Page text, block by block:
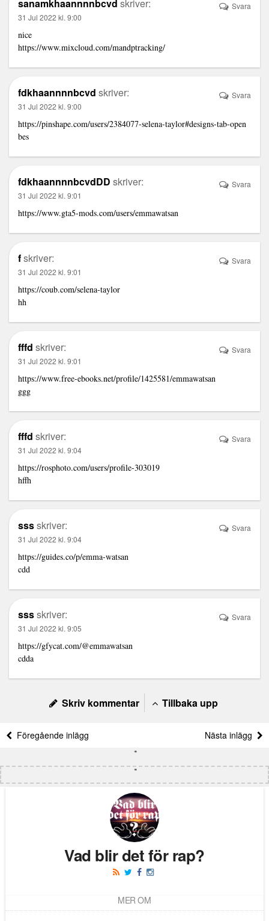
sanamkhaannnnbcvd skriver:
31 Jul 2022 kl. 9:00
nice
https://www.mixcloud.com/mandptracking/
Svara
fdkhaannnnbcvd skriver:
31 Jul 2022 kl. 9:00
https://pinshape.com/users/2384077-selena-taylor#designs-tab-open
bes
Svara
fdkhaannnnbcvdDD skriver:
31 Jul 2022 kl. 9:01
https://www.gta5-mods.com/users/emmawatsan
Svara
fskriver:
31 Jul 2022 kl. 9:01
https://coub.com/selena-taylor
hh
Svara
fffd skriver:
31 Jul 2022 kl. 9:01
https://www.free-ebooks.net/profile/1425581/emmawatsan
ggg
Svara
fffd skriver:
31 Jul 2022 kl. 9:04
https://rosphoto.com/users/profile-303019
hffh
Svara
sssskriver:
31 Jul 2022 kl. 9:04
https://guides.co/p/emma-watsan
cdd
Svara
sssskriver:
31 Jul 2022 kl. 9:05
https://gfycat.com/@emmawatsan
cdda
Svara
Skriv kommentar Tillbaka upp
Föregående inlägg Nästa inlägg
Vad blir det för rap?
MER OM